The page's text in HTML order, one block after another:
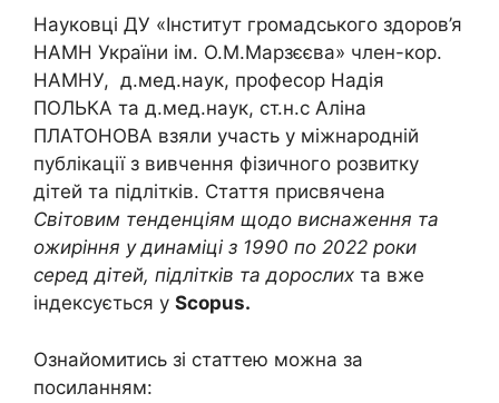
Науковці ДУ «Інститут громадського здоров’я
НАМН України ім. О.М.Марзєєва» член-кор.
НАМНУ, д.мед.наук, професор Надія
ПОЛЬКА та д.мед.наук, ст.н.с Аліна
ПЛАТОНОВА взяли участь у міжнародній
публікації з вивчення фізичного розвитку
дітей та підлітків. Стаття присвячена
Світовим тенденціям щодо виснаження та
ожиріння у динаміці з 1990 по 2022 роки
серед дітей, підлітків та дорослих та вже
індексується у Scopus.
Ознайомитись зі статтею можна за
посиланням: